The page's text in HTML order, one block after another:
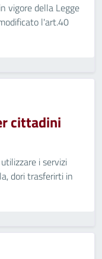
vigore della Legge
l'art.40
cittadini
i servizi
dori trasferirti in